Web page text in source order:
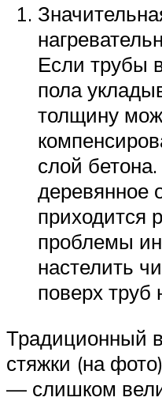
Если трубы
пола
толщину
слой
деревянное
приходится
проблемы
настелить
поверх труб
Традиционный
стяжки (на
— слишком